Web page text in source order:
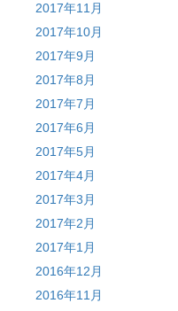
2017年11月
2017年10月
2017年9月
2017年8月
2017年7月
2017年6月
2017年5月
2017年4月
2017年3月
2017年2月
2017年1月
2016年12月
2016年11月